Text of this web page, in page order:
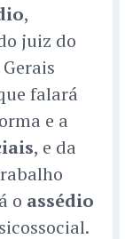
,
juiz do
falará
e a
, e da
o assédio